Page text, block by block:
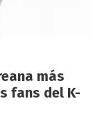
más
fans del K-